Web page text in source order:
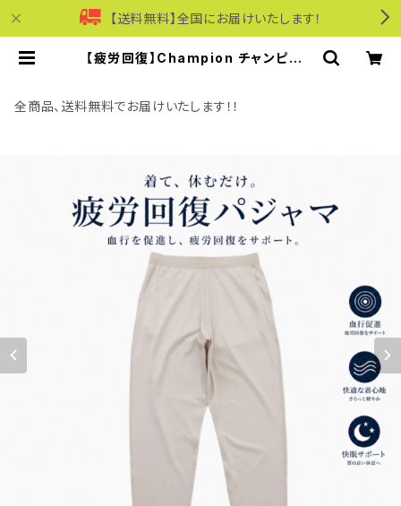
【送料無料】全国にお届けいたします！
【疲労回復】Champion チャンピオン
医療機器 パジャマ 部屋着 c3-cs29
0 S.ベージュ | モリワンワールドオン
全商品、送料無料でお届けいたします！！